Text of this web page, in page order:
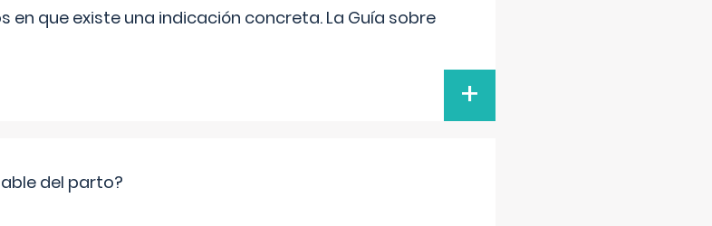
en que existe una indicación concreta. La Guía sobre
+
del parto?